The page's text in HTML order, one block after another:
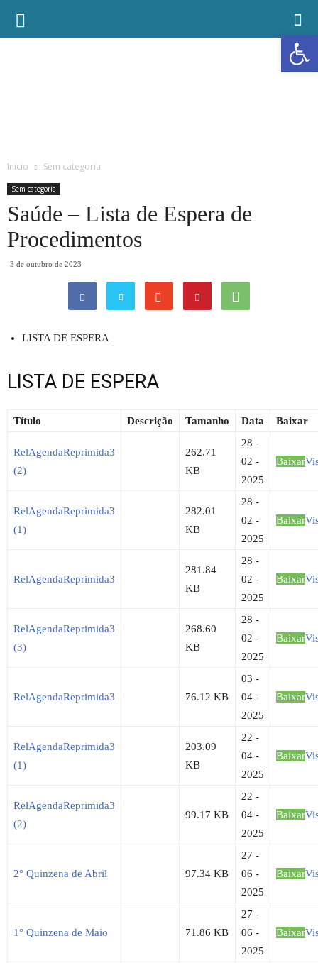
Inicio Sem categoria
Sem categoria
Saúde – Lista de Espera de
Procedimentos
3 de outubro de 2023
LISTA DE ESPERA
LISTA DE ESPERA
Título Descrição Tamanho Data Baixar
RelAgendaReprimida3
(2)
262.71
KB
28 -
02 -
2025
Baixar
RelAgendaReprimida3
(1)
282.01
KB
28 -
02 -
2025
Baixar
RelAgendaReprimida3
281.84
KB
28 -
02 -
2025
Baixar
RelAgendaReprimida3
(3)
268.60
KB
28 -
02 -
2025
Baixar
RelAgendaReprimida3 76.12 KB
03 -
04 -
2025
Baixar
RelAgendaReprimida3
(1)
203.09
KB
22 -
04 -
2025
Baixar
RelAgendaReprimida3
(2)
99.17 KB
22 -
04 -
2025
Baixar
2° Quinzena de Abril 97.34 KB
27 -
06 -
2025
Baixar
1° Quinzena de Maio 71.86 KB
27 -
06 -
2025
Baixar
Abrir a